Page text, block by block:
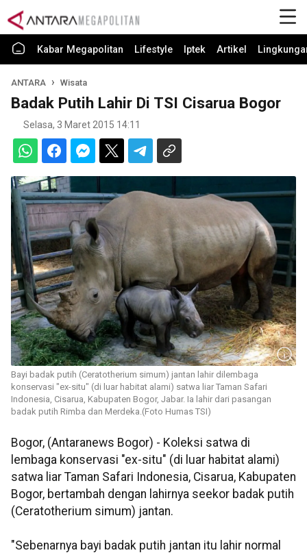
Kabar Megapolitan Lifestyle Iptek Artikel
ANTARA Wisata
Badak Putih Lahir Di TSI Cisarua Bogor
Selasa, 3 Maret 2015 14:11
Bayi badak putih (Ceratotherium simum) jantan lahir dilembaga
konservasi "ex-situ" (di luar habitat alami) satwa liar Taman Safari
Indonesia, Cisarua, Kabupaten Bogor, Jabar. Ia lahir dari pasangan
badak putih Rimba dan Merdeka.(Foto Humas TSI)
Bogor, (Antaranews Bogor) - Koleksi satwa di
lembaga konservasi "ex-situ" (di luar habitat alami)
satwa liar Taman Safari Indonesia, Cisarua, Kabupaten
Bogor, bertambah dengan lahirnya seekor badak putih
(Ceratotherium simum) jantan.
"Sebenarnya bayi badak putih jantan itu lahir normal